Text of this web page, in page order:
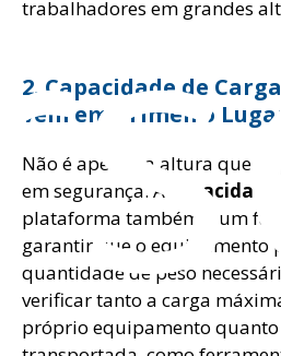
trabalhadores em grandes
2. Capacidade de
vem em Primeiro Lugar
Não é apenas a altura que
em segurança. A
plataforma também é um
garantir que o equipamento
quantidade de peso
verificar tanto a carga
próprio equipamento quanto